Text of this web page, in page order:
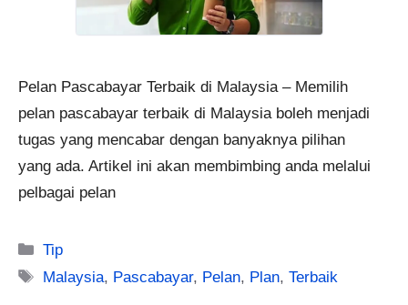
Pelan Pascabayar Terbaik di Malaysia – Memilih
pelan pascabayar terbaik di Malaysia boleh menjadi
tugas yang mencabar dengan banyaknya pilihan
yang ada. Artikel ini akan membimbing anda melalui
pelbagai pelan
Categories
Tip
Tags
Malaysia, Pascabayar, Pelan, Plan,Terbaik